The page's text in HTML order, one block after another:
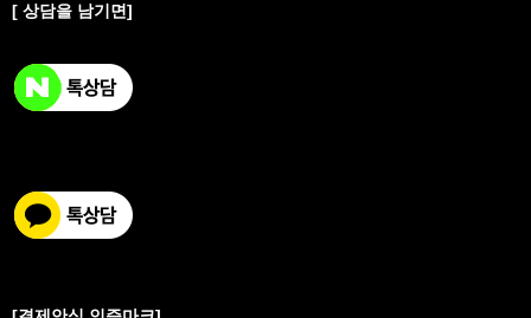
[ 상담을 남기면]